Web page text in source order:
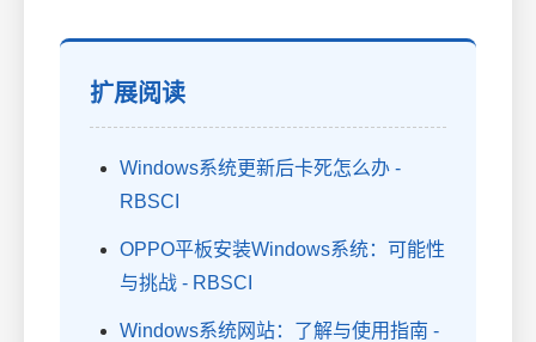
扩展阅读
Windows系统更新后卡死怎么办 -
RBSCI
OPPO平板安装Windows系统：可能性
与挑战 - RBSCI
Windows系统网站：了解与使用指南 -